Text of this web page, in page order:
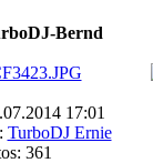
Bernd
17:01
TurboDJ Ernie
361